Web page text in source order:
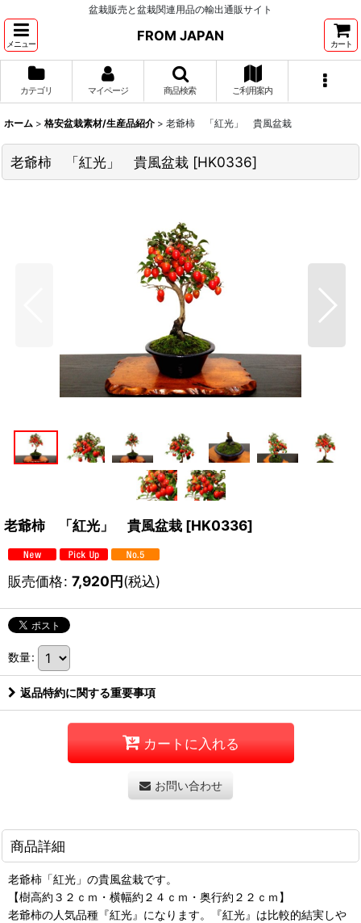
盆栽販売と盆栽関連用品の輸出通販サイト
メニュー
FROM JAPAN
カート
カテゴリ マイページ 商品検索 ご利用案内
ホーム > 格安盆栽素材/生産品紹介 > 老爺柿 「紅光」 貴風盆栽
老爺柿 「紅光」 貴風盆栽 [HK0336]
老爺柿 「紅光」 貴風盆栽 [HK0336]
販売価格: 7,920円(税込)
数量:
返品特約に関する重要事項
カートに入れる
お問い合わせ
商品詳細
老爺柿「紅光」の貴風盆栽です。
【樹高約３２ｃｍ・横幅約２４ｃｍ・奥行約２２ｃｍ】
老爺柿の人気品種『紅光』になります。『紅光』は比較的結実しや